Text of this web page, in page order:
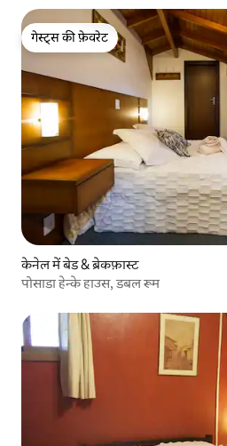
गेस्ट्स की फ़ेवरेट
गेस्ट्स की फ़ेवरेट
केनेल में बेड & ब्रेकफ़ास्ट
पोसाडा हेन्के हाउस, डबल रूम